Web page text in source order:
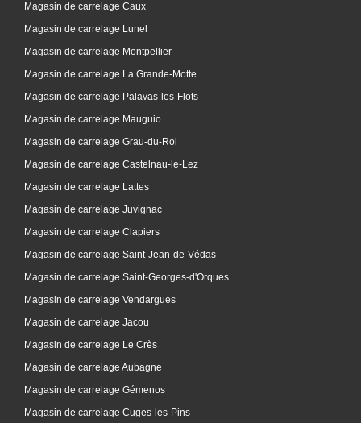
Magasin de carrelage Caux
Magasin de carrelage Lunel
Magasin de carrelage Montpellier
Magasin de carrelage La Grande-Motte
Magasin de carrelage Palavas-les-Flots
Magasin de carrelage Mauguio
Magasin de carrelage Grau-du-Roi
Magasin de carrelage Castelnau-le-Lez
Magasin de carrelage Lattes
Magasin de carrelage Juvignac
Magasin de carrelage Clapiers
Magasin de carrelage Saint-Jean-de-Védas
Magasin de carrelage Saint-Georges-d'Orques
Magasin de carrelage Vendargues
Magasin de carrelage Jacou
Magasin de carrelage Le Crès
Magasin de carrelage Aubagne
Magasin de carrelage Gémenos
Magasin de carrelage Cuges-les-Pins